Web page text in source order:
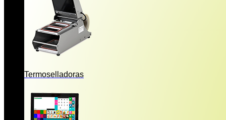
Termoselladoras